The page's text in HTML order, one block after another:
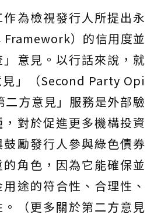
為檢視發行人所提出永
Framework）的信用度並
意見。以行話來說，就
」（Second Party Opi
方意見」服務是外部驗
對於促進更多機構投資
勵發行人參與綠色債券
角色，因為它能確保並
途的符合性、合理性、
（更多關於第二方意見